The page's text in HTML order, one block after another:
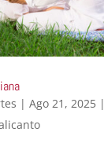
| Ago 21, 2025|